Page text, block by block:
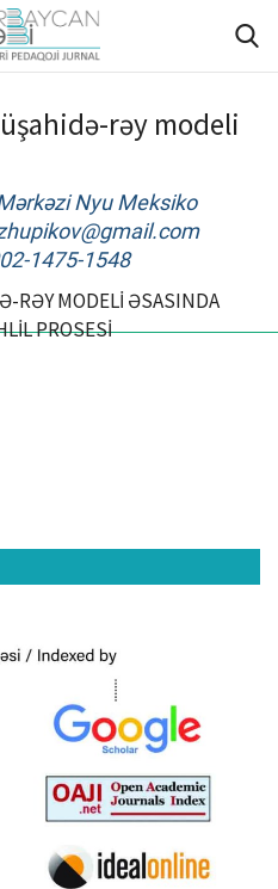
rəy modeli
Nyu Meksiko
1475-1548
RƏY MODELİ ƏSASINDA
PROSESİ